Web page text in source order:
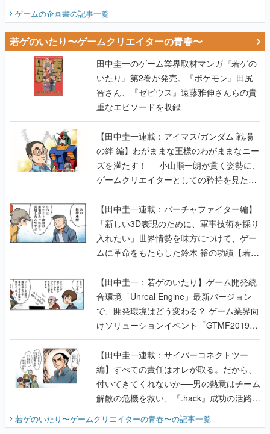
ビュー】
ゲームの企画書の記事一覧
若ゲのいたり〜ゲームクリエイターの青春〜
田中圭一のゲーム業界取材マンガ『若ゲの
いたり』第2巻が発売。『ポケモン』田尻
智さん、『ゼビウス』遠藤雅伸さんらの貴
重なエピソードを収録
【田中圭一連載：アイマス/ガンダム 戦場
の絆 編】わがままな王様のわがままなニー
ズを満たす！──小山順一朗が貫く姿勢に、
ゲームクリエイターとしての矜持を見た
【若ゲのいたり最終回】
【田中圭一連載：バーチャファイター編】
「新しい3D表現のために、軍事技術を採り
入れたい」世界情勢を味方につけて、ゲー
ムに革命をもたらした鈴木 裕の功績【若ゲ
のいたり】
【田中圭一：若ゲのいたり】ゲーム開発統
合環境「Unreal Engine」最新バージョン
で、開発環境はどう変わる？ ゲーム業界向
けソリューションイベント「GTMF2019」
に行って、より理解を深めよう【PR】
【田中圭一連載：サイバーコネクトツー
編】すべての責任はオレが取る。だから、
付いてきてくれないか──男の熱意はチーム
解散の危機を救い、『.hack』成功の活路を
開く。業界の快男児・松山 洋に流れる血は
『少年ジャンプ』色だった【若ゲのいた
若ゲのいたり〜ゲームクリエイターの青春〜の記事一覧